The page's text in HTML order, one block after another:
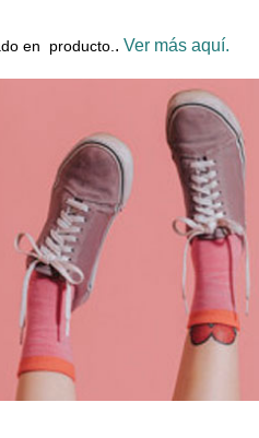
en producto. . Ver más aquí.